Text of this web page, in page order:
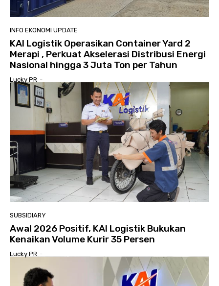
INFO EKONOMI UPDATE
KAI Logistik Operasikan Container Yard 2
Merapi , Perkuat Akselerasi Distribusi Energi
Nasional hingga 3 Juta Ton per Tahun
Lucky PR -
SUBSIDIARY
Awal 2026 Positif, KAI Logistik Bukukan
Kenaikan Volume Kurir 35 Persen
Lucky PR -